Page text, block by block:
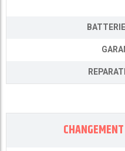
BATTERIE